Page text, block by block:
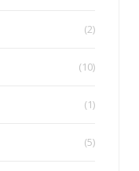
(2)
(10)
(1)
(5)